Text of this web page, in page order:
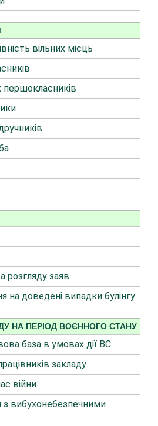
вільних місць
першокласників
розгляду заяв
на доведені випадки булінгу
НА ПЕРІОД ВОЄННОГО СТАНУ
база в умовах дії ВС
закладу
війни
з вибухонебезпечними